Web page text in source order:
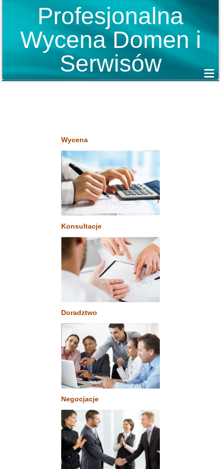
Profesjonalna
Wycena Domen i
Serwisów
Wycena
Konsultacje
Doradztwo
Negocjacje